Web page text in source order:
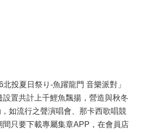
投夏日祭り-魚躍龍門 音樂派對」
置共計上千鯉魚飄揚，營造與秋冬
如流行之聲演唱會、那卡西歌唱競
只要下載專屬集章APP，在會員店